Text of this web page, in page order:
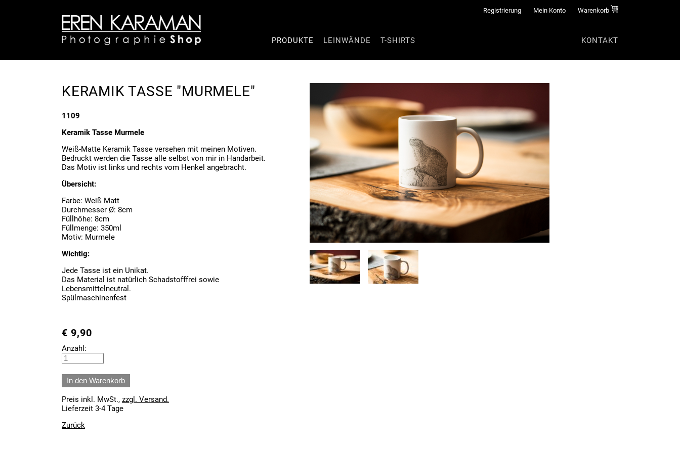
Registrierung Mein Konto Warenkorb
Navigation
PRODUKTE LEINWÄNDE T-SHIRTS KONTAKT
KERAMIK TASSE "MURMELE"
1109
Keramik Tasse Murmele
Weiß-Matte Keramik Tasse versehen mit meinen Motiven.
Bedruckt werden die Tasse alle selbst von mir in Handarbeit.
Das Motiv ist links und rechts vom Henkel angebracht.
Übersicht:
Farbe: Weiß Matt
Durchmesser Ø: 8cm
Füllhöhe: 8cm
Füllmenge: 350ml
Motiv: Murmele
Wichtig:
Jede Tasse ist ein Unikat.
Das Material ist natürlich Schadstofffrei sowie
Lebensmittelneutral.
Spülmaschinenfest
€ 9,90
Anzahl:
Preis inkl. MwSt., zzgl. Versand.
Lieferzeit 3-4 Tage
Zurück